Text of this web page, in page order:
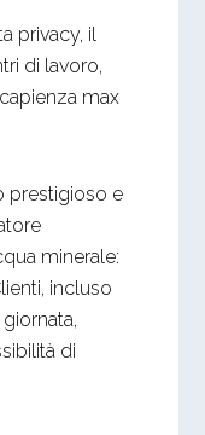
privacy, il
di lavoro,
max
prestigioso e
minerale:
incluso
di